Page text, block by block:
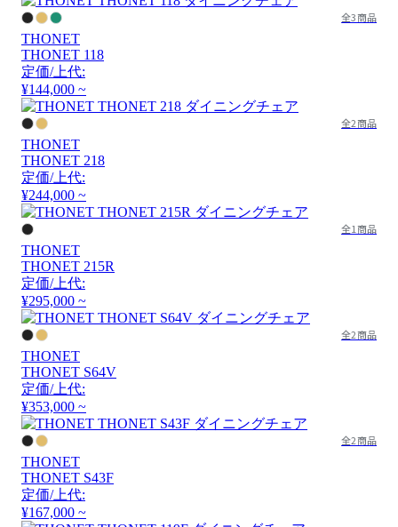
全3商品
THONET
THONET 118
定価/上代:
¥144,000 ~
全2商品
THONET
THONET 218
定価/上代:
¥244,000 ~
全1商品
THONET
THONET 215R
定価/上代:
¥295,000 ~
全2商品
THONET
THONET S64V
定価/上代:
¥353,000 ~
全2商品
THONET
THONET S43F
定価/上代:
¥167,000 ~